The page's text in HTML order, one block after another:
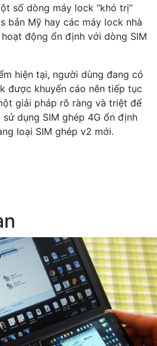
số dòng máy lock “khó trị”
bản Mỹ hay các máy lock nhà
động ổn định với dòng SIM
hiện tại, người dùng đang có
được khuyến cáo nên tiếp tục
giải pháp rõ ràng và triệt để
dụng SIM ghép 4G ổn định
loại SIM ghép v2 mới.